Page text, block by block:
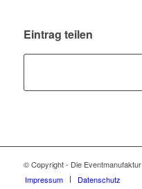
Eintrag teilen
© Copyright - Die Eventmanufaktur
Impressum
Datenschutz